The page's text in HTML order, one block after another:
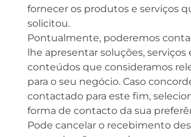
fornecer os produtos e serviços
solicitou.
Pontualmente, poderemos
lhe apresentar soluções, serviços
conteúdos que consideramos
para o seu negócio. Caso
contactado para este fim,
forma de contacto da sua
Pode cancelar o recebimento